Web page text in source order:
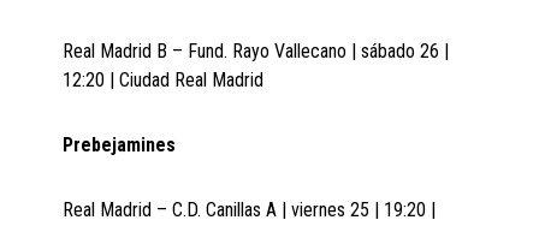
Real Madrid B – Fund. Rayo Vallecano | sábado 26 |
12:20 | Ciudad Real Madrid
Prebejamines
Real Madrid – C.D. Canillas A | viernes 25 | 19:20 |